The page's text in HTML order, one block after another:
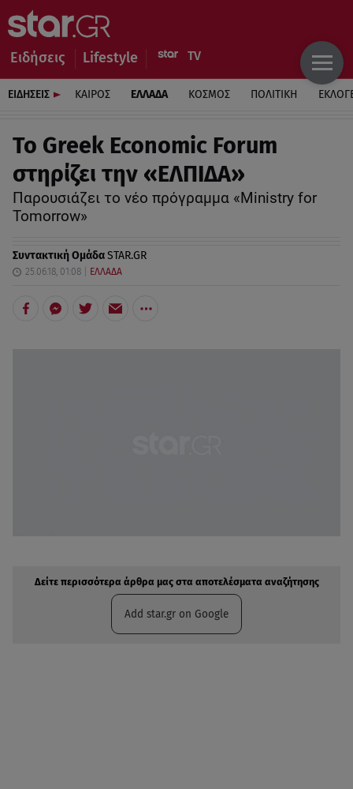
Ειδήσεις Lifestyle
ΕΙΔΗΣΕΙΣ ΚΑΙΡΟΣ ΕΛΛΑΔΑ ΚΟΣΜΟΣ ΠΟΛΙΤΙΚΗ
Το Greek Economic Forum
στηρίζει την «ΕΛΠΙΔΑ»
Παρουσιάζει το νέο πρόγραμμα «Ministry for
Tomorrow»
Συντακτική ΟμάδαSTAR.GR
25.06.18, 01:08 ΕΛΛΑΔΑ
Δείτε περισσότερα άρθρα μας στα αποτελέσματα αναζήτησης
Add star.gr on Google